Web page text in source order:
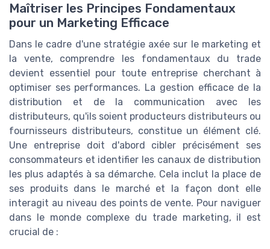
Maîtriser les Principes Fondamentaux
pour un Marketing Efficace
Dans le cadre d'une stratégie axée sur le marketing et
la vente, comprendre les fondamentaux du trade
devient essentiel pour toute entreprise cherchant à
optimiser ses performances. La gestion efficace de la
distribution et de la communication avec les
distributeurs, qu'ils soient producteurs distributeurs ou
fournisseurs distributeurs, constitue un élément clé.
Une entreprise doit d'abord cibler précisément ses
consommateurs et identifier les canaux de distribution
les plus adaptés à sa démarche. Cela inclut la place de
ses produits dans le marché et la façon dont elle
interagit au niveau des points de vente. Pour naviguer
dans le monde complexe du trade marketing, il est
crucial de :